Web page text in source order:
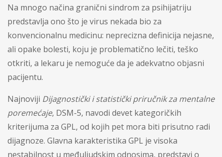
Na mnogo načina granični sindrom za psihijatriju
predstavlja ono što je virus nekada bio za
konvencionalnu medicinu: neprecizna definicija nejasne,
ali opake bolesti, koju je problematično lečiti, teško
otkriti, a lekaru je nemoguće da je adekvatno objasni
pacijentu.
Najnoviji Dijagnostički i statistički priručnik za mentalne
poremećaje, DSM-5, navodi devet kategoričkih
kriterijuma za GPL, od kojih pet mora biti prisutno radi
dijagnoze. Glavna karakteristika GPL je visoka
nestabilnost u međuljudskim odnosima, predstavi o